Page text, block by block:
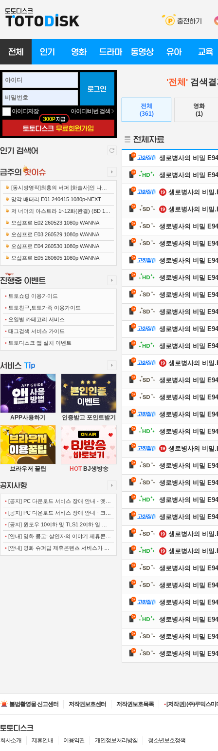
아이디저장 아이디/비번 검색
[동시방영작]최흉의 버퍼 [화술사]인 나는
세계 최강 클랜을 이끈다 E12 241219 108..
망각 배터리 E01 240415 1080p-NEXT
저 너머의 아스트라 1~12화(완결) (BD 192
0x1080 x265-10Bit FLACx2)
오십프로 E02 260523 1080p WANNA
오십프로 E03 260529 1080p WANNA
오십프로 E04 260530 1080p WANNA
오십프로 E05 260605 1080p WANNA
• 토토쇼핑 이용가이드
• 토토친구,토토가족 이용가이드
• 요일별 카테고리 서비스
• 태그검색 서비스 가이드
• 토토디스크 앱 설치 이벤트
APP사용하기 인증받고 포인트받기
브라우저 꿀팁 HOTBJ생방송
• [공지] PC 다운로드 서비스 장애 안내 - 엣지
(Microsoft Edge)
• [공지] PC 다운로드 서비스 장애 안내 - 크롬
(Chrome)
• [공지] 윈도우 10이하 및 TLS1.2이하 일 경
우 사이트 이용불가 안내
• [안내] 영화 콩고: 살인자의 이야기 제휴콘텐
츠 서비스가 종료 되었습니다.
• [안내] 영화 슈퍼딥 제휴콘텐츠 서비스가 종
'전체' 검색
전체
(361)
영화
(1)
생로병사의 비밀
생로병사의 비밀
생로병사의 비밀
생로병사의 비밀
생로병사의 비밀
생로병사의 비밀
생로병사의 비밀
생로병사의 비밀
생로병사의 비밀
생로병사의 비밀
생로병사의 비밀
생로병사의 비밀
생로병사의 비밀
생로병사의 비밀
생로병사의 비밀
생로병사의 비밀
생로병사의 비밀
생로병사의 비밀
생로병사의 비밀
생로병사의 비밀
생로병사의 비밀
생로병사의 비밀
생로병사의 비밀
생로병사의 비밀
생로병사의 비밀
생로병사의 비밀
생로병사의 비밀
생로병사의 비밀
생로병사의 비밀
생로병사의 비밀
불법촬영물 신고센터 저작권보호센터 저작권보호목록
•[저작권] (주)루믹스미
•[저작권] (주)JAYE -
회사소개 제휴안내 이용약관 개인정보처리방침 청소년보호정책